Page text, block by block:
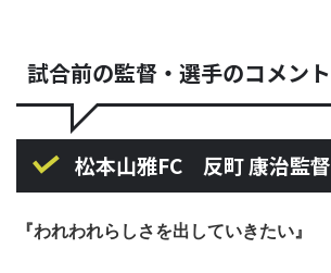
試合前の監督・選手のコメント
松本山雅FC 反町 康治監督
『われわれらしさを出していきたい』